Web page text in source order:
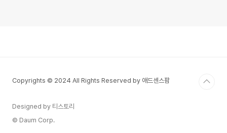
Copyrights © 2024 All Rights Reserved by 애드센스팜
Designed by 티스토리
© Daum Corp.